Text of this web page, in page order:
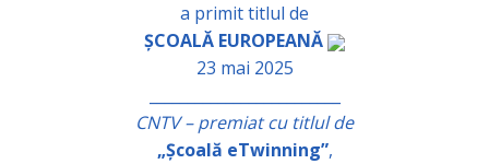
a primit titlul de
ȘCOALĂ EUROPEANĂ
23 mai 2025
CNTV – premiat cu titlul de
„Școală eTwinning”,